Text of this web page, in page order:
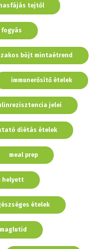
hasfájás tejtől
böjt mintaétrend
immunerősítő ételek
jelei
diétás ételek
meal prep
helyett
ételek